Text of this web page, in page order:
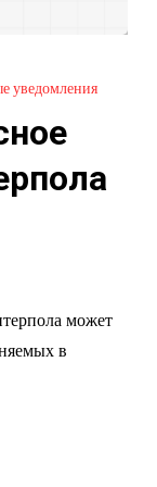
уведомления
может
в